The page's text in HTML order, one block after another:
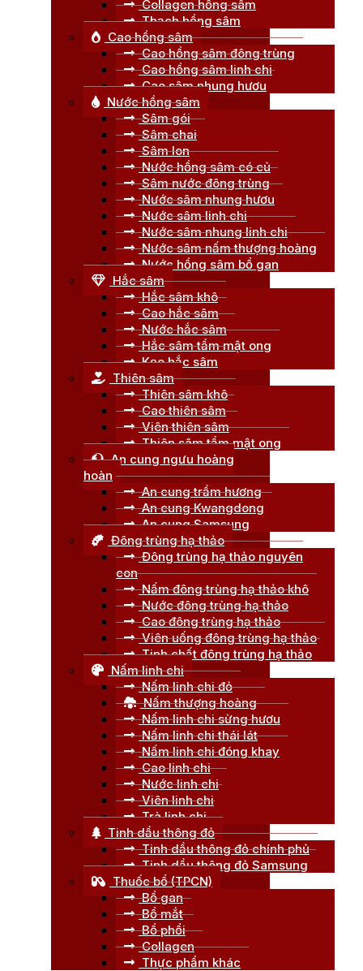
Collagen hồng sâm
Thạch hồng sâm
Cao hồng sâm
Cao hồng sâm đông trùng
Cao hồng sâm linh chi
Cao sâm nhung hươu
Nước hồng sâm
Sâm gói
Sâm chai
Sâm lon
Nước hồng sâm có củ
Sâm nước đông trùng
Nước sâm nhung hươu
Nước sâm linh chi
Nước sâm nhung linh chi
Nước sâm nấm thượng hoàng
Nước hồng sâm bổ gan
Hắc sâm
Hắc sâm khô
Cao hắc sâm
Nước hắc sâm
Hắc sâm tẩm mật ong
Kẹo hắc sâm
Thiên sâm
Thiên sâm khô
Cao thiên sâm
Viên thiên sâm
Thiên sâm tẩm mật ong
An cung ngưu hoàng
hoàn
An cung trầm hương
An cung Kwangdong
An cung Samsung
Đông trùng hạ thảo
Đông trùng hạ thảo nguyên
con
Nấm đông trùng hạ thảo khô
Nước đông trùng hạ thảo
Cao đông trùng hạ thảo
Viên uống đông trùng hạ thảo
Tinh chất đông trùng hạ thảo
Nấm linh chi
Nấm linh chi đỏ
Nấm thượng hoàng
Nấm linh chi sừng hươu
Nấm linh chi thái lát
Nấm linh chi đóng khay
Cao linh chi
Nước linh chi
Viên linh chi
Trà linh chi
Tinh dầu thông đỏ
Tinh dầu thông đỏ chính phủ
Tinh dầu thông đỏ Samsung
Thuốc bổ (TPCN)
Bổ gan
Bổ mắt
Bổ phổi
Collagen
Thực phẩm khác